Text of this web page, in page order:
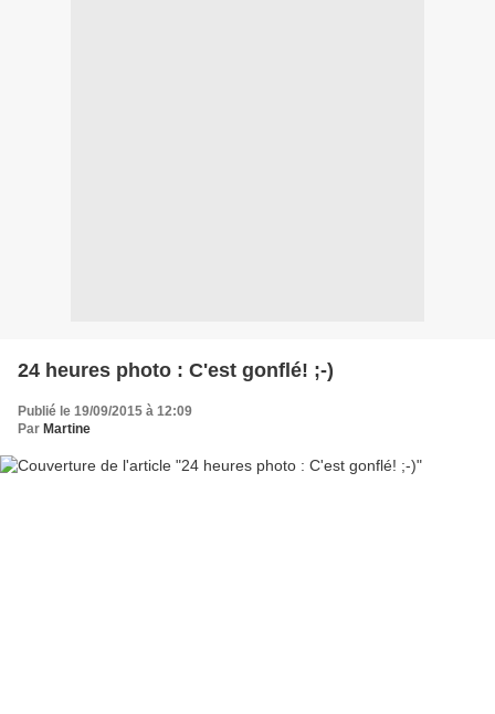
24 heures photo : C'est gonflé! ;-)
Publié le 19/09/2015 à 12:09
Par Martine